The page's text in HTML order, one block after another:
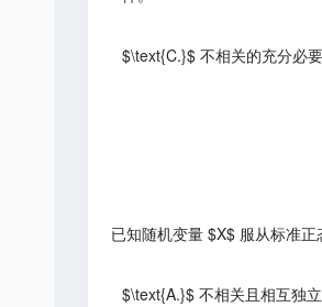
$\text{C.}$ 不相关的充分必
已知随机变量 $X$ 服从标准
$\text{A.}$ 不相关且相互独